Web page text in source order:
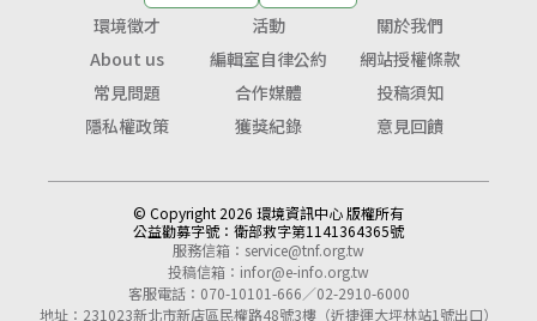
環境徵才
活動
關於我們
About us
編輯室自律公約
網站授權條款
常見問題
合作媒體
投稿須知
隱私權政策
獲獎紀錄 意見回饋
© Copyright 2026 環境資訊中心 版權所有
公益勸募字號： 衛部救字第1141364365號
服務信箱： service@tnf.org.tw
投稿信箱： infor@e-info.org.tw
客服電話：070-10101-666／02-2910-6000
地址：231023新北市新店區民權路48號3樓（近捷運大坪林站1號出口）